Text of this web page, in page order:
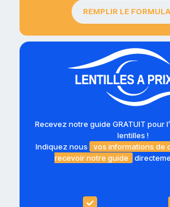
REMPLIR LE
Recevez notre guide GRATUIT pour
lentilles !
Indiquez nous
vos informations de
recevoir notre guide